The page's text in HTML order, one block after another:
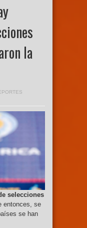
la
selecciones
entonces, se
se han